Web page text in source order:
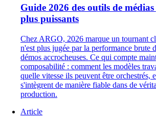
Guide 2026 des outils de
plus puissants
Chez ARGO, 2026 marque un tournant
n'est plus jugée par la performance brute
démos accrocheuses. Ce qui compte
composabilité : comment les modèles
quelle vitesse ils peuvent être orchestrés,
s'intègrent de manière fiable dans de
production.
Article